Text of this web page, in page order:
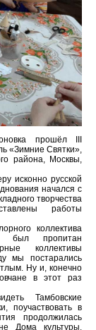
прошёл III
«Зимние Святки»,
района, Москвы,
исконно русской
начался с
творчества
работы
коллектива
был пропитан
коллективы
мы постарались
Ну и, конечно
в этот раз
Тамбовские
поучаствовать в
продолжилась
Дома культуры.